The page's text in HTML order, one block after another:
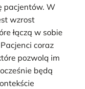
pacjentów. W
wzrost
łączą w sobie
coraz
pozwolą im
będą